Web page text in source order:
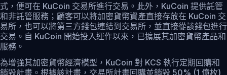
式，便可在 KuCoin 交易所進行交易。此外，KuCoin 提供託管
和非託管服務；顧客可以將加密貨幣資產直接存放在 KuCoin 交
易所，也可以將第三方錢包連結到交易所，並直接從該錢包進行
交易。自 KuCoin 開始投入運作以來，已擴展其加密貨幣產品和
服務。
為增強其加密貨幣經濟模型，KuCoin 對 KCS 執行定期回購和
銷毀計畫。根據該計畫，交易所計畫回購並銷毀 50% (1 億枚)